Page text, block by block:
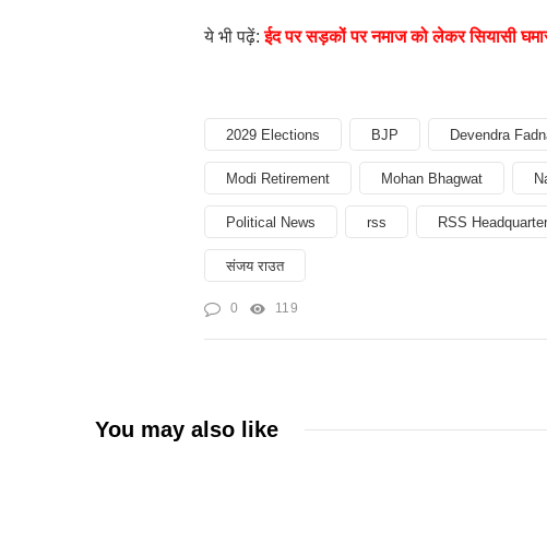
ये भी पढ़ें:ईद पर सड़कों पर नमाज को लेकर सियासी
2029 Elections BJP Devendra
Modi Retirement Mohan Bhagwat
Political News rss RSS
संजय राउत
0 119
You may also like